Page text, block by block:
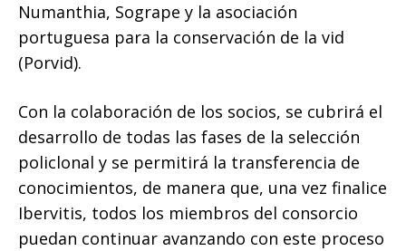
Numanthia, Sogrape y la asociación
portuguesa para la conservación de la vid
(Porvid).
Con la colaboración de los socios, se cubrirá el
desarrollo de todas las fases de la selección
policlonal y se permitirá la transferencia de
conocimientos, de manera que, una vez finalice
Ibervitis, todos los miembros del consorcio
puedan continuar avanzando con este proceso